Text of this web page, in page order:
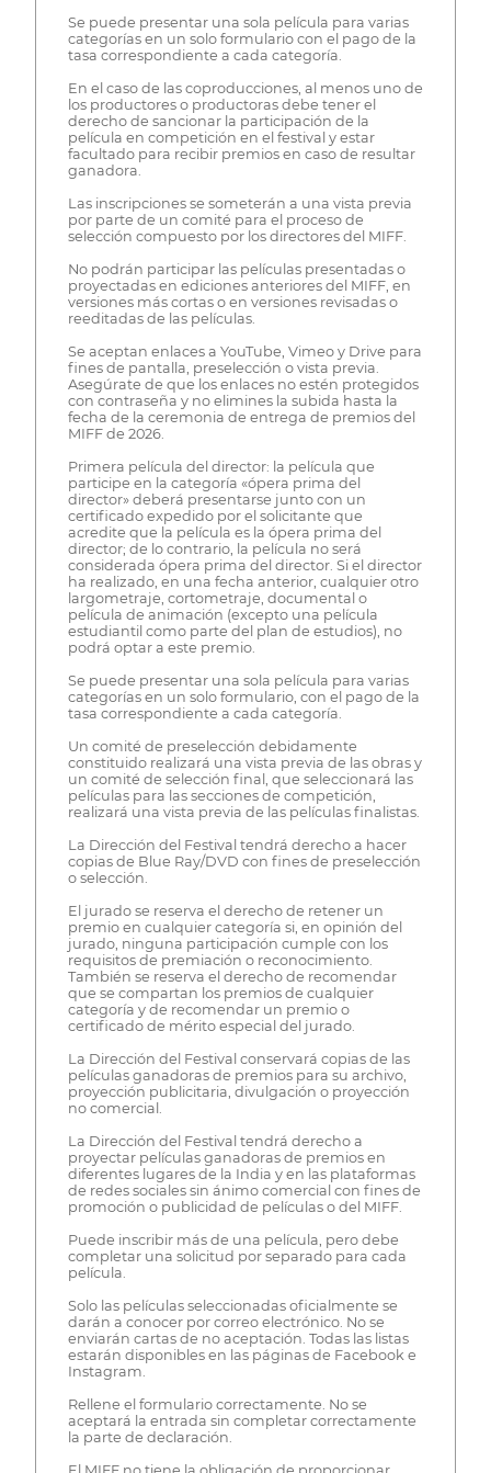
Se puede presentar una sola película para varias
categorías en un solo formulario con el pago de la
tasa correspondiente a cada categoría.
En el caso de las coproducciones, al menos uno de
los productores o productoras debe tener el
derecho de sancionar la participación de la
película en competición en el festival y estar
facultado para recibir premios en caso de resultar
ganadora.
Las inscripciones se someterán a una vista previa
por parte de un comité para el proceso de
selección compuesto por los directores del MIFF.
No podrán participar las películas presentadas o
proyectadas en ediciones anteriores del MIFF, en
versiones más cortas o en versiones revisadas o
reeditadas de las películas.
Se aceptan enlaces a YouTube, Vimeo y Drive para
fines de pantalla, preselección o vista previa.
Asegúrate de que los enlaces no estén protegidos
con contraseña y no elimines la subida hasta la
fecha de la ceremonia de entrega de premios del
MIFF de 2026.
Primera película del director: la película que
participe en la categoría «ópera prima del
director» deberá presentarse junto con un
certificado expedido por el solicitante que
acredite que la película es la ópera prima del
director; de lo contrario, la película no será
considerada ópera prima del director. Si el director
ha realizado, en una fecha anterior, cualquier otro
largometraje, cortometraje, documental o
película de animación (excepto una película
estudiantil como parte del plan de estudios), no
podrá optar a este premio.
Se puede presentar una sola película para varias
categorías en un solo formulario, con el pago de la
tasa correspondiente a cada categoría.
Un comité de preselección debidamente
constituido realizará una vista previa de las obras y
un comité de selección final, que seleccionará las
películas para las secciones de competición,
realizará una vista previa de las películas finalistas.
La Dirección del Festival tendrá derecho a hacer
copias de Blue Ray/DVD con fines de preselección
o selección.
El jurado se reserva el derecho de retener un
premio en cualquier categoría si, en opinión del
jurado, ninguna participación cumple con los
requisitos de premiación o reconocimiento.
También se reserva el derecho de recomendar
que se compartan los premios de cualquier
categoría y de recomendar un premio o
certificado de mérito especial del jurado.
La Dirección del Festival conservará copias de las
películas ganadoras de premios para su archivo,
proyección publicitaria, divulgación o proyección
no comercial.
La Dirección del Festival tendrá derecho a
proyectar películas ganadoras de premios en
diferentes lugares de la India y en las plataformas
de redes sociales sin ánimo comercial con fines de
promoción o publicidad de películas o del MIFF.
Puede inscribir más de una película, pero debe
completar una solicitud por separado para cada
película.
Solo las películas seleccionadas oficialmente se
darán a conocer por correo electrónico. No se
enviarán cartas de no aceptación. Todas las listas
estarán disponibles en las páginas de Facebook e
Instagram.
Rellene el formulario correctamente. No se
aceptará la entrada sin completar correctamente
la parte de declaración.